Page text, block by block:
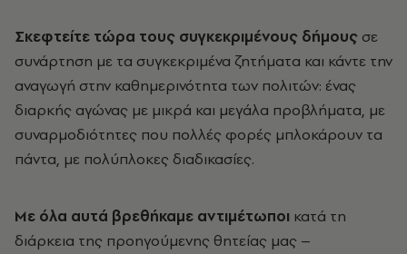
Σκεφτείτε τώρα τους συγκεκριμένους δήμους σε
συνάρτηση με τα συγκεκριμένα ζητήματα και κάντε την
αναγωγή στην καθημερινότητα των πολιτών: ένας
διαρκής αγώνας με μικρά και μεγάλα προβλήματα, με
συναρμοδιότητες που πολλές φορές μπλοκάρουν τα
πάντα, με πολύπλοκες διαδικασίες.
Με όλα αυτά βρεθήκαμε αντιμέτωποι κατά τη
διάρκεια της προηγούμενης θητείας μας –